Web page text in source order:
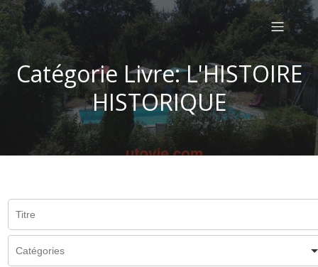
Catégorie Livre: L'HISTOIRE
HISTORIQUE